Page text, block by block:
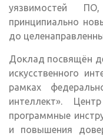
уязвимостей
принципиально
до
Доклад посвящён
искусственного
рамках
интеллект».
программные
и повышения